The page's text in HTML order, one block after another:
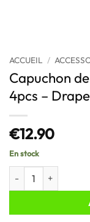
ACCUEIL /
Capuchon
4pcs –
€12.90
En stock